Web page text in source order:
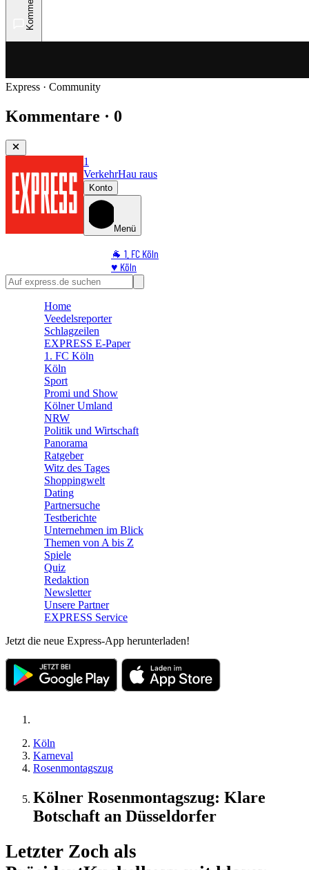
Express · Community
Kommentare · 0
1
VerkehrHau raus
Konto
Menü
🐐 1. FC Köln
♥️ Köln
⭐ Promi
🛒 Shoppingwelt
Home
Veedelsreporter
Schlagzeilen
EXPRESS E-Paper
1. FC Köln
Köln
Sport
Promi und Show
Kölner Umland
NRW
Politik und Wirtschaft
Panorama
Ratgeber
Witz des Tages
Shoppingwelt
Dating
Partnersuche
Testberichte
Unternehmen im Blick
Themen von A bis Z
Spiele
Quiz
Redaktion
Newsletter
Unsere Partner
EXPRESS Service
Jetzt die neue Express-App herunterladen!
Köln
Karneval
Rosenmontagszug
Kölner Rosenmontagszug: Klare
Botschaft an Düsseldorfer
Letzter Zoch als